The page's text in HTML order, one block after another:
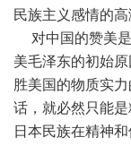
民族主义感情的
对中国的赞美是
美毛泽东的初始
胜美国的物质实
话，就必然只能
日本民族在精神